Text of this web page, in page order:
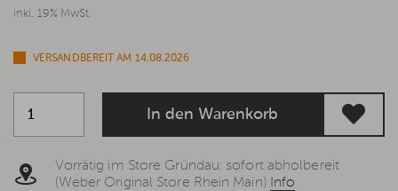
inkl. 19% MwSt.
VERSANDBEREIT AM 14.08.2026
In den Warenkorb
Vorrätig im Store Gründau: sofort abholbereit
(Weber Original Store Rhein Main) Info